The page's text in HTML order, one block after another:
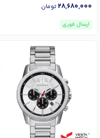
28,680,000تومان
ارسال فوری